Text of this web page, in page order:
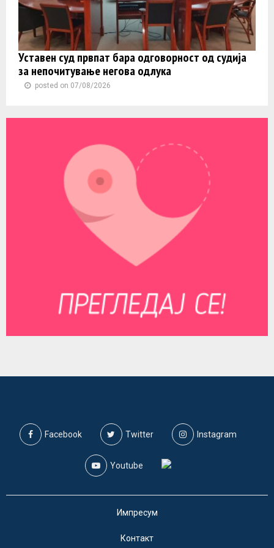
Уставен суд првпат бара одговорност од судија
за непочитување негова одлука
posted on 07/08/2026
Facebook Twitter Instagram
Youtube
Импресум
Контакт